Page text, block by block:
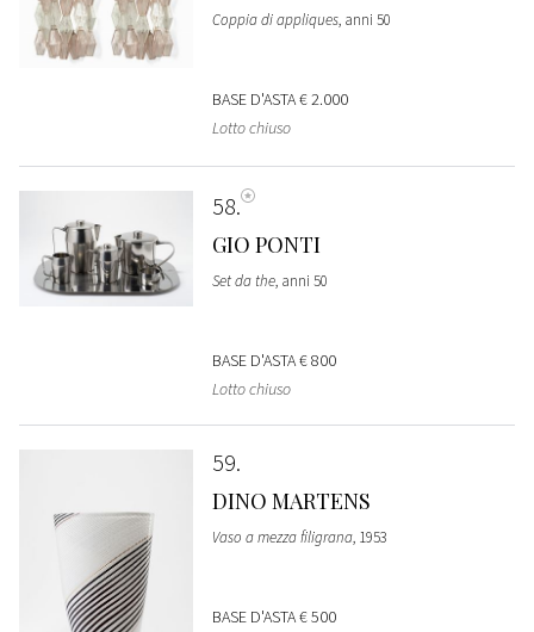
Coppia di appliques, anni 50
BASE D'ASTA€ 2.000
Lotto chiuso
58
GIO PONTI
Set da the, anni 50
BASE D'ASTA€ 800
Lotto chiuso
59
DINO MARTENS
Vaso a mezza filigrana, 1953
BASE D'ASTA€ 500